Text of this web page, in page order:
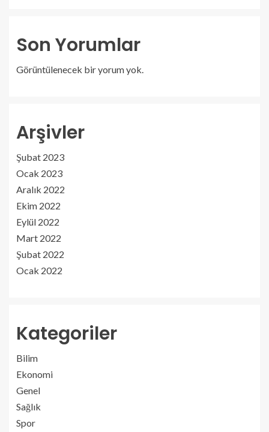
Son Yorumlar
Görüntülenecek bir yorum yok.
Arşivler
Şubat 2023
Ocak 2023
Aralık 2022
Ekim 2022
Eylül 2022
Mart 2022
Şubat 2022
Ocak 2022
Kategoriler
Bilim
Ekonomi
Genel
Sağlık
Spor